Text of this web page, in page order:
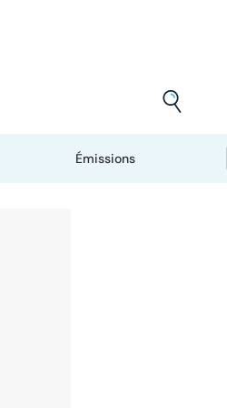
Émissions